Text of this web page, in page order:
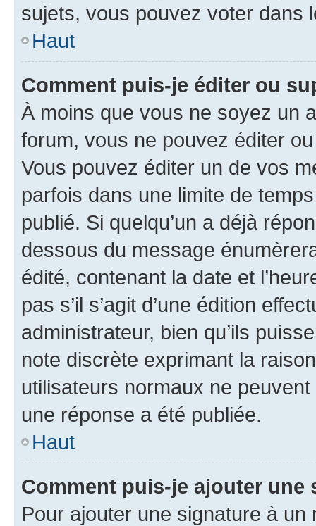
sujets, vous pouvez voter dans
Haut
Comment puis-je éditer ou
À moins que vous ne soyez un
forum, vous ne pouvez éditer
Vous pouvez éditer un de vos
parfois dans une limite de
publié. Si quelqu’un a déjà
dessous du message
édité, contenant la date et
pas s’il s’agit d’une édition
administrateur, bien qu’ils
note discrète exprimant la
utilisateurs normaux ne
une réponse a été publiée.
Haut
Comment puis-je ajouter une
Pour ajouter une signature à un